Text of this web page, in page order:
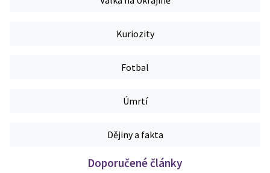
Kuriozity
Fotbal
Úmrtí
Dějiny a fakta
Doporučené články